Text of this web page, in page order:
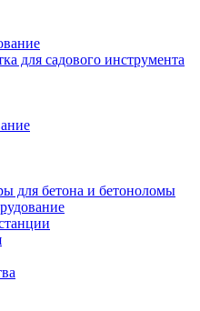
для садового инструмента
для бетона и бетоноломы